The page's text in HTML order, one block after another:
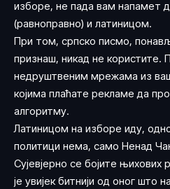
изборе, не пада вам напамет
(равноправно) и латиницом.
При том, српско писмо,
признаш, никад не користите.
недруштвеним мрежама из
којима плаћате рекламе да
алгоритму.
Латиницом на изборе иду,
политици нема, само Ненад
Сујевјерно се бојите њихових
је увијек битнији од оног што